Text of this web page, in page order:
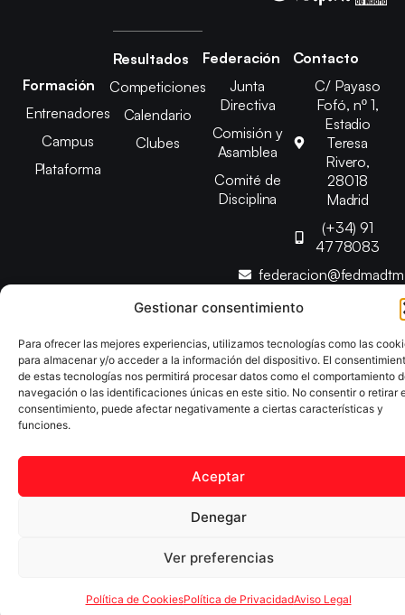
Gestionar consentimiento
Para ofrecer las mejores experiencias, utilizamos tecnologías como las
para almacenar y/o acceder a la información del dispositivo. El
de estas tecnologías nos permitirá procesar datos como el comportamiento
navegación o las identificaciones únicas en este sitio. No consentir o retirar
consentimiento, puede afectar negativamente a ciertas características y
funciones.
Aceptar
Denegar
Ver preferencias
Política de CookiesPolítica de PrivacidadAviso Legal
Formación
Entrenadores
Campus
Plataforma
Resultados
Competiciones
Calendario
Clubes
Federación
Junta
Directiva
Comisión y
Asamblea
Comité de
Disciplina
Contacto
C/ Payaso
Fofó, nº 1,
Estadio
Teresa
Rivero,
28018
Madrid
(+34) 91
4778083
Desarrollado porTOOOLS
Aviso LegalPolítica de CookiesPolítica de Privacidad
Declaración de Accesibilidad